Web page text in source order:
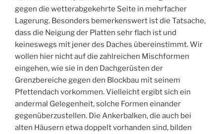
gegen die wetterabgekehrte Seite in mehrfacher
Lagerung. Besonders bemerkenswert ist die Tatsache,
dass die Neigung der Platten sehr flach ist und
keineswegs mit jener des Daches übereinstimmt. Wir
wollen hier nicht auf die zahlreichen Mischformen
eingehen, wie sie in den Dachgerüsten der
Grenzbereiche gegen den Blockbau mit seinem
Pfettendach vorkommen. Vielleicht ergibt sich ein
andermal Gelegenheit, solche Formen einander
gegenüberzustellen. Die Ankerbalken, die auch bei
alten Häusern etwa doppelt vorhanden sind, bilden